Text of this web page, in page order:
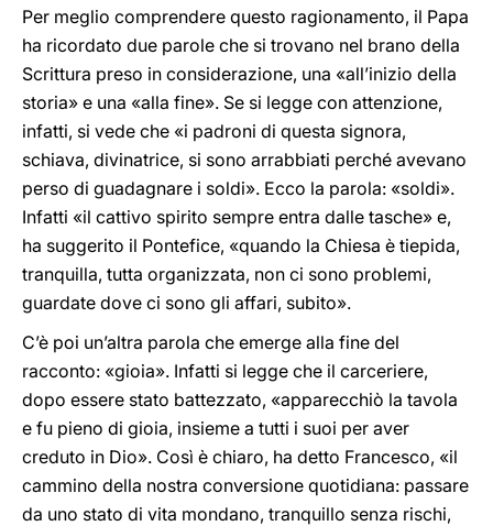
Per meglio comprendere questo ragionamento, il Papa
ha ricordato due parole che si trovano nel brano della
Scrittura preso in considerazione, una «all’inizio della
storia» e una «alla fine». Se si legge con attenzione,
infatti, si vede che «i padroni di questa signora,
schiava, divinatrice, si sono arrabbiati perché avevano
perso di guadagnare i soldi». Ecco la parola: «soldi».
Infatti «il cattivo spirito sempre entra dalle tasche» e,
ha suggerito il Pontefice, «quando la Chiesa è tiepida,
tranquilla, tutta organizzata, non ci sono problemi,
guardate dove ci sono gli affari, subito».
C’è poi un’altra parola che emerge alla fine del
racconto: «gioia». Infatti si legge che il carceriere,
dopo essere stato battezzato, «apparecchiò la tavola
e fu pieno di gioia, insieme a tutti i suoi per aver
creduto in Dio». Così è chiaro, ha detto Francesco, «il
cammino della nostra conversione quotidiana: passare
da uno stato di vita mondano, tranquillo senza rischi,